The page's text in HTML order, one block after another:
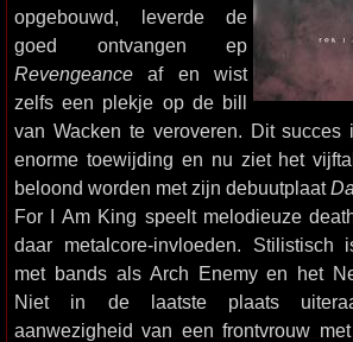
opgebouwd, leverde de
goed ontvangen ep
Revengeanceaf en wist
zelfs een plekje op de bill
van Wacken te veroveren. Dit succes
enorme toewijding en nu ziet het
beloond worden met zijn debuutplaat
For I Am King speelt melodieuze
daar metalcore-invloeden. Stilistisch
met bands als Arch Enemy en het
Niet in de laatste plaats
aanwezigheid van een frontvrouw